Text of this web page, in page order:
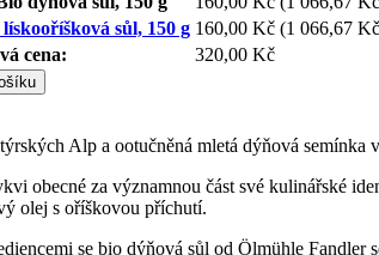
sůl, 150 g 160,00 Kč (1 066,67
cena:
320,00 Kč
Alp a ootučněná mletá dýňová
obecné za významnou část své kulinářské
olej s oříškovou příchutí.
se bio dýňová sůl od Ölmühle